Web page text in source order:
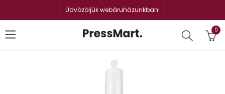
Üdvözöljük webáruházunkban!
0